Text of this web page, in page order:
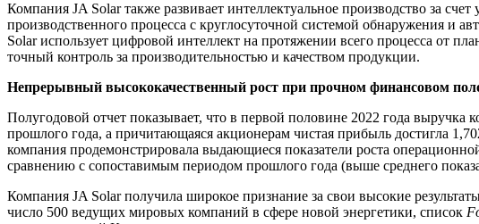
Компания JA Solar также развивает интеллектуальное производство за
производственного процесса с круглосуточной системой обнаружения и
Solar использует цифровой интеллект на протяжении всего процесса от
точный контроль за производительностью и качеством продукции.
Непрерывный высококачественный рост при прочном финансовом
Полугодовой отчет показывает, что в первой половине 2022 года
прошлого года, а причитающаяся акционерам чистая прибыль достигла
компания продемонстрировала выдающиеся показатели роста
сравнению с сопоставимым периодом прошлого года (выше среднего
Компания JA Solar получила широкое признание за свои высокие
число 500 ведущих мировых компаний в сфере новой энергетики, список